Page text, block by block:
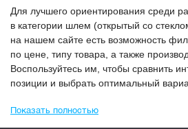
Для лучшего ориентирования среди
в категории
Шлем (открытый со
на нашем сайте есть возможность
по цене, типу товара, а также
Воспользуйтесь им, чтобы сравнить
позиции и выбрать оптимальный
Показать полностью